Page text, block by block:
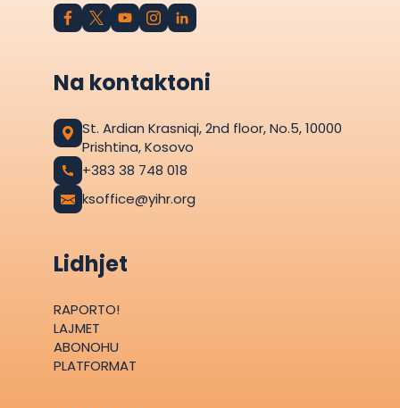
Na kontaktoni
St. Ardian Krasniqi, 2nd floor, No.5, 10000
Prishtina, Kosovo
+383 38 748 018
ksoffice@yihr.org
Lidhjet
RAPORTO!
LAJMET
ABONOHU
PLATFORMAT